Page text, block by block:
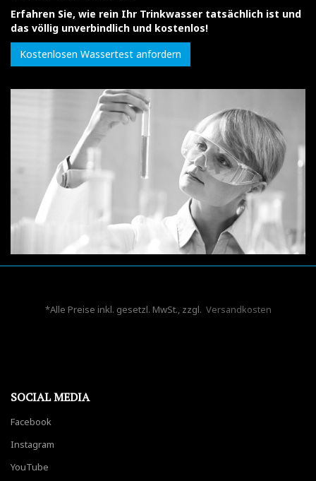
Erfahren Sie, wie rein Ihr Trinkwasser tatsächlich ist und
das völlig unverbindlich und kostenlos!
Kostenlosen Wassertest anfordern
*Alle Preise inkl. gesetzl. MwSt., zzgl. Versandkosten
SOCIAL MEDIA
Facebook
Instagram
YouTube